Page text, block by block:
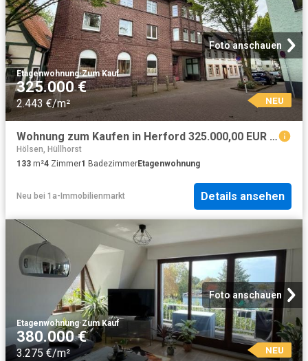
Foto anschauen
Etagenwohnung·Zum Kauf
325.000 €
2.443 €/m² NEU
Wohnung zum Kaufen in Herford 325.000,00 EUR 133 m²
Hölsen, Hüllhorst
133 m²4 Zimmer1 BadezimmerEtagenwohnung
Neu bei 1a-Immobilienmarkt Details ansehen
Foto anschauen
Etagenwohnung·Zum Kauf
380.000 €
3.275 €/m² NEU